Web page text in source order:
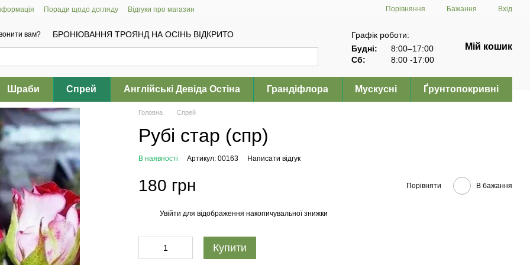
Поради щодо догляду Відгуки про магазин Порівняння Бажання Вхід
вам? БРОНЮВАННЯ ТРОЯНД НА ОСІНЬ ВІДКРИТО
Графік роботи:
Будні:
8:00–17:00
Сб:
8:00 -17:00
Мій кошик
Шраби Спрей Англійські Девіда Остіна Грандіфлора Мускусні Ґрунтопокривні
Головна Спрей
Рубі стар (спр)
В наявності Артикул: 00163 Написати відгук
180 грн Порівняти В бажання
Увійти для відображення накопичувальної знижки
Купити